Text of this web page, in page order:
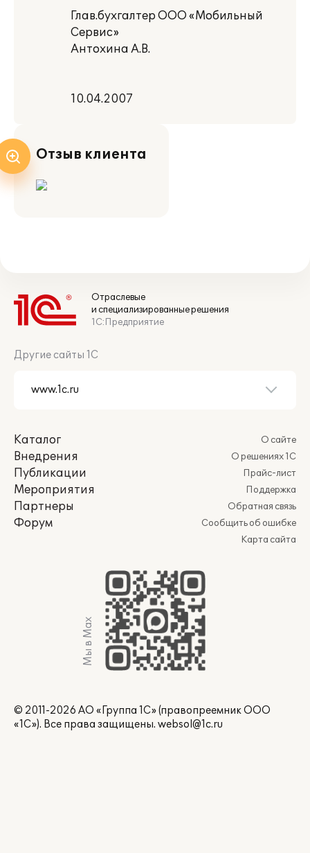
Глав.бухгалтер ООО «Мобильный
Сервис»
Антохина А.В.
10.04.2007
Отзыв клиента
Отраслевые
и специализированные решения
1С:Предприятие
Другие сайты 1С
Каталог
Внедрения
Публикации
Мероприятия
Партнеры
Форум
О сайте
О решениях 1С
Прайс-лист
Поддержка
Обратная связь
Сообщить об ошибке
Карта сайта
Мы в Max
© 2011-2026 АО «Группа 1С» (правопреемник ООО
«1С»). Все права защищены. websol@1c.ru